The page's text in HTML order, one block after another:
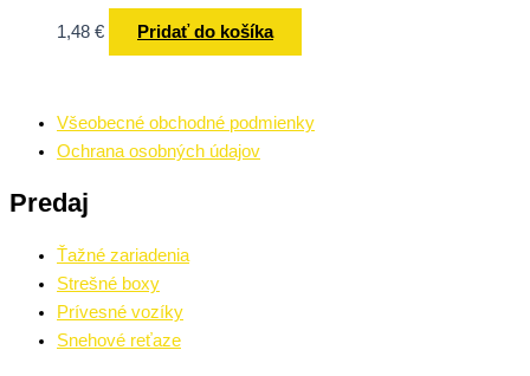
1,48 € Pridať do košíka
Všeobecné obchodné podmienky
Ochrana osobných údajov
Predaj
Ťažné zariadenia
Strešné boxy
Prívesné vozíky
Snehové reťaze